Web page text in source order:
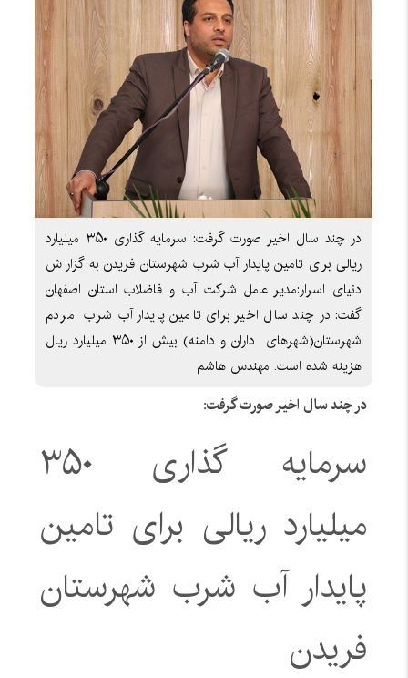
در چند سال اخیر صورت گرفت: سرمایه گذاری ۳۵۰ میلیارد
ریالی برای تامین پایدار آب شرب شهرستان فریدن به گزار ش
دنیای اسرار:مدیر عامل شرکت آب و فاضلاب استان اصفهان
گفت: در چند سال اخیر برای تامین پایدار آب شرب مردم
شهرستان(شهرهای داران و دامنه) بیش از ۳۵۰ میلیارد ریال
هزینه شده است. مهندس هاشم
در چند سال اخیر صورت گرفت:
سرمایه گذاری ۳۵۰
میلیارد ریالی برای تامین
پایدار آب شرب شهرستان
فریدن